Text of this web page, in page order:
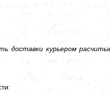
доставки курьером